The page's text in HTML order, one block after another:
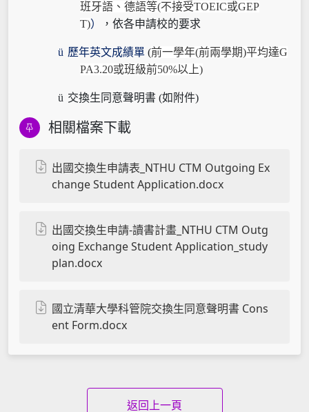
班牙語、德語等(不接受TOEIC或GEP
T)） ，依各申請校的要求
ü 歷年英文成績單 (前一學年(前兩學期)平均達G
PA3.20或班級前50%以上)
ü 交換生同意聲明書 (如附件)
相關檔案下載
出國交換生申請表_NTHU CTM Outgoing Ex
change Student Application.docx
出國交換生申請-讀書計畫_NTHU CTM Outg
oing Exchange Student Application_study
plan.docx
國立清華大學科管院交換生同意聲明書 Cons
ent Form.docx
返回上一頁